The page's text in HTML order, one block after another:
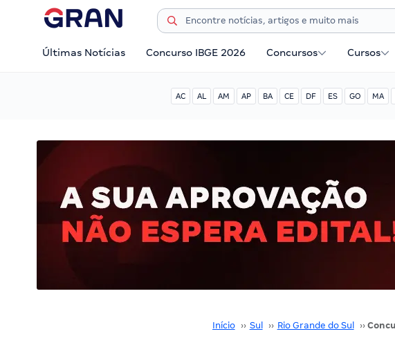
Últimas Notícias Concurso IBGE 2026 Concursos Cursos
AC AL AM AP BA CE DF ES GO MA
Início ›› Sul ›› Rio Grande do Sul ››